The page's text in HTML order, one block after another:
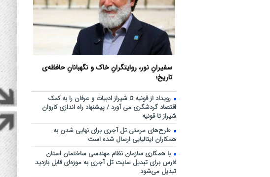
سفیرانِ نور، روایتگرانِ خاک و نگهبانانِ حافظه‌ی
تاریخ؛
رویداد از قونیه تا شیراز ادبیات و عرفان را به کمک
اقتصاد گردشگری می آورد / پیشنهاد راه اندازی کاروان
شیراز تا قونیه
طرح‌های مرمتی تل آجری برای نهایی شدن به
همکاران ایتالیایی ارسال شده است
با همکاری سازمان نظام مهندسی ساختمان استان
فارس برای تبدیل سایت تل آجری به موزه‌ای قابل بازدید
تبدیل می‌شود